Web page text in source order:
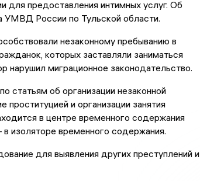
для предоставления интимных услуг. Об
России по Тульской области.
незаконному пребыванию в
которых заставляли заниматься
нарушил миграционное законодательство.
статьям об организации незаконной
проституцией и организации занятия
в центре временного содержания
изоляторе временного содержания.
для выявления других преступлений и